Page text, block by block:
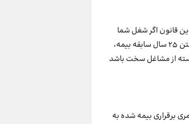
25 سال سابقه است. بر طبق این قانون اگر شغل شما
متناوب و غیر پیوسته باشد و عنوان شغلی شما از بین مشاغل سخت و عادی تغییر کند، با داشتن 25 سال سابقه بیمه،
اگر شغل شما پیوسته از مشاغل سخت باشد
و تبصره 2 ماده 76 قانون تامین اجتماعی، کارفرما باید 4% مستمری برقراری بیمه شده به